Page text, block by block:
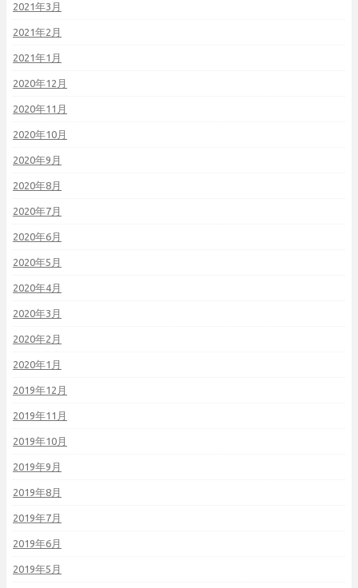
2021年3月
2021年2月
2021年1月
2020年12月
2020年11月
2020年10月
2020年9月
2020年8月
2020年7月
2020年6月
2020年5月
2020年4月
2020年3月
2020年2月
2020年1月
2019年12月
2019年11月
2019年10月
2019年9月
2019年8月
2019年7月
2019年6月
2019年5月